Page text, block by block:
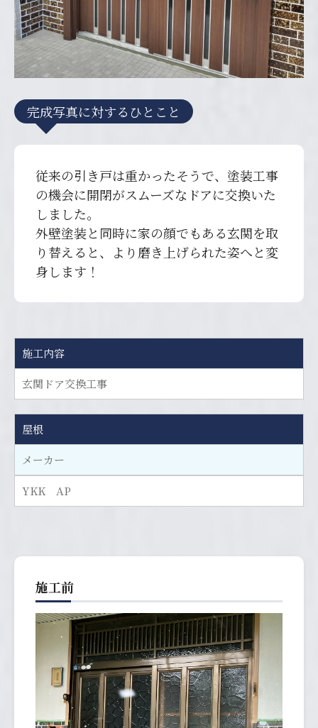
完成写真に対するひとこと
従来の引き戸は重かったそうで、塗装工事
の機会に開閉がスムーズなドアに交換いた
しました。
外壁塗装と同時に家の顔でもある玄関を取
り替えると、より磨き上げられた姿へと変
身します！
施工内容
玄関ドア交換工事
屋根
メーカー
YKK AP
施工前